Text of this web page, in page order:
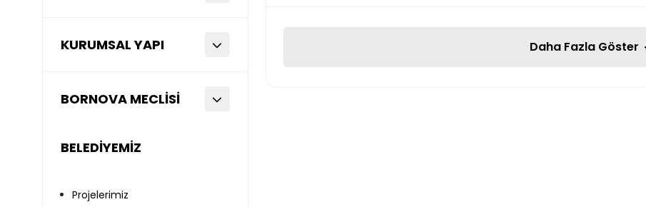
KURUMSAL YAPI
BORNOVA MECLİSİ
BELEDİYEMİZ
Projelerimiz
Daha Fazla Göster